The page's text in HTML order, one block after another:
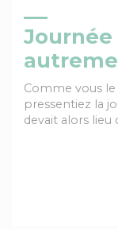
Journée
Comme vous
pressentiez la
devait alors lieu